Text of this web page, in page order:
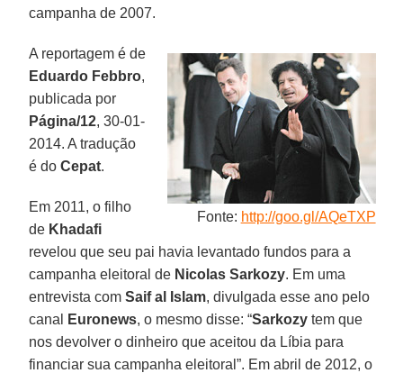
campanha de 2007.
Fonte: http://goo.gl/AQeTXP
A reportagem é de
Eduardo Febbro,
publicada por
Página/12, 30-01-
2014. A tradução
é doCepat.
Em 2011, o filho
de Khadafi
revelou que seu pai havia levantado fundos para a
campanha eleitoral de Nicolas Sarkozy. Em uma
entrevista comSaif al Islam, divulgada esse ano pelo
canal
Euronews, o mesmo disse: “Sarkozy tem que
nos devolver o dinheiro que aceitou da Líbia para
financiar sua campanha eleitoral”. Em abril de 2012, o